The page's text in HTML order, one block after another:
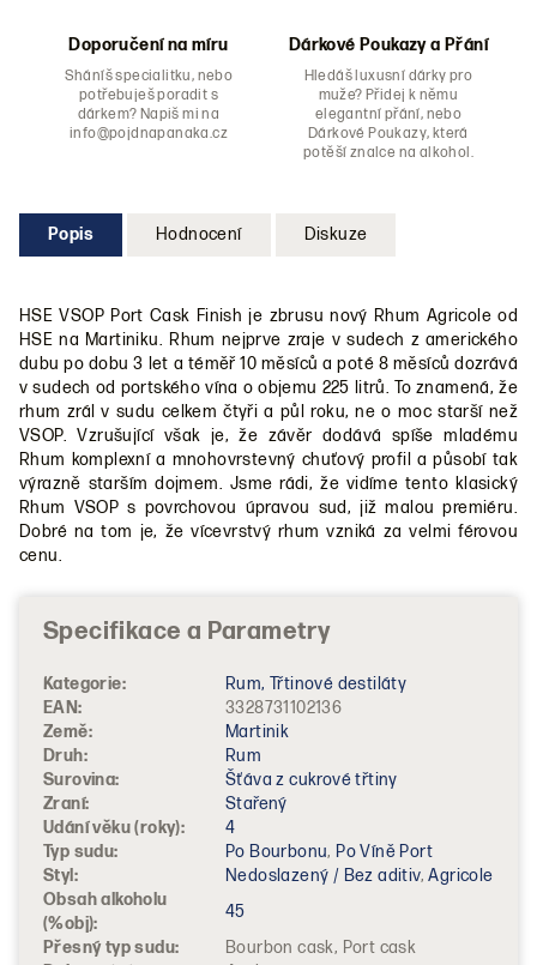
Doporučení na míru
Sháníš specialitku, nebo
potřebuješ poradit s
dárkem? Napiš mi na
info@pojdnapanaka.cz
Dárkové Poukazy a Přání
Hledáš luxusní dárky pro
muže? Přidej k němu
elegantní přání, nebo
Dárkové Poukazy, která
potěší znalce na alkohol.
Popis Hodnocení Diskuze
HSE VSOP Port Cask Finish je zbrusu nový Rhum Agricole od
HSE na Martiniku. Rhum nejprve zraje v sudech z amerického
dubu po dobu 3 let a téměř 10 měsíců a poté 8 měsíců dozrává
v sudech od portského vína o objemu 225 litrů. To znamená, že
rhum zrál v sudu celkem čtyři a půl roku, ne o moc starší než
VSOP. Vzrušující však je, že závěr dodává spíše mladému
Rhum komplexní a mnohovrstevný chuťový profil a působí tak
výrazně starším dojmem. Jsme rádi, že vidíme tento klasický
Rhum VSOP s povrchovou úpravou sud, již malou premiéru.
Dobré na tom je, že vícevrstvý rhum vzniká za velmi férovou
cenu.
Kategorie:
Rum, Třtinové destiláty
EAN:
3328731102136
Země:
Martinik
Druh:
Rum
Surovina:
Šťáva z cukrové třtiny
Zraní:
Stařený
Udání věku (roky):
4
Typ sudu: Po Bourbonu, Po Víně Port
Styl : Nedoslazený / Bez aditiv,Agricole
Obsah alkoholu
(%obj):
45
Přesný typ sudu:
Bourbon cask, Port cask